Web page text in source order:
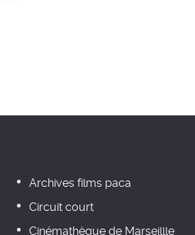
Archives films paca
Circuit court
Cinémathèque de Marseillle